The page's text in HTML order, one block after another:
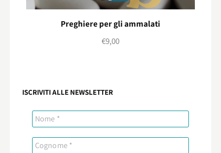
Preghiere per gli ammalati
€9,00
ISCRIVITI ALLE NEWSLETTER